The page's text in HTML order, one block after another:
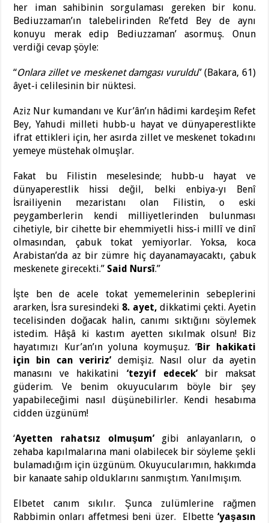
her iman sahibinin sorgulaması gereken bir konu.
Bediuzzaman’ın talebelirinden Re’fetd Bey de aynı
konuyu merak edip Bediuzzaman’ asormuş. Onun
verdiği cevap şöyle:
“Onlara zillet ve meskenet damgası vuruldu” (Bakara, 61)
âyet-i celilesinin bir nüktesi.
Aziz Nur kumandanı ve Kur’ân’ın hâdimi kardeşim Refet
Bey, Yahudi milleti hubb-u hayat ve dünyaperestlikte
ifrat ettikleri için, her asırda zillet ve meskenet tokadını
yemeye müstehak olmuşlar.
Fakat bu Filistin meselesinde; hubb-u hayat ve
dünyaperestlik hissi değil, belki enbiya-yı Benî
İsrailiyenin mezaristanı olan Filistin, o eski
peygamberlerin kendi milliyetlerinden bulunması
cihetiyle, bir cihette bir ehemmiyetli hiss-i millî ve dinî
olmasından, çabuk tokat yemiyorlar. Yoksa, koca
Arabistan’da az bir zümre hiç dayanamayacaktı, çabuk
meskenete girecekti.” Said Nursî.”
İşte ben de acele tokat yememelerinin sebeplerini
ararken, İsra suresindeki 8. ayet, dikkatimi çekti. Ayetin
tecelisinden doğacak halin, canımı sıktığını söylemek
istedim. Hâşâ ki kastım ayetten sıkılmak olsun! Biz
hayatımızı Kur’an’ın yoluna koymuşuz. ‘Bir hakikati
için bin can veririz’demişiz. Nasıl olur da ayetin
manasını ve hakikatini ‘tezyif edecek’bir maksat
güderim. Ve benim okuyucularım böyle bir şey
yapabileceğimi nasıl düşünebilirler. Kendi hesabıma
cidden üzgünüm!
‘Ayetten rahatsız olmuşum’gibi anlayanların, o
zehaba kapılmalarına mani olabilecek bir söyleme şekli
bulamadığım için üzgünüm. Okuyucularımın, hakkımda
bir kanaate sahip olduklarını sanmıştım. Yanılmışım.
Elbetet canım sıkılır. Şunca zulümlerine rağmen
Rabbimin onları affetmesi beni üzer. Elbette ‘yaşasın